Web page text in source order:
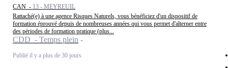
CAN - 13 - MEYREUIL
Rattaché(e) à une agence Risques Naturels, vous bénéficiez d'un dispositif de
formation éprouvé depuis de nombreuses années qui vous permet d'alterner entre
des périodes de formation pratique (plus...
CDD - Temps plein
Publié il y a plus de 30 jours